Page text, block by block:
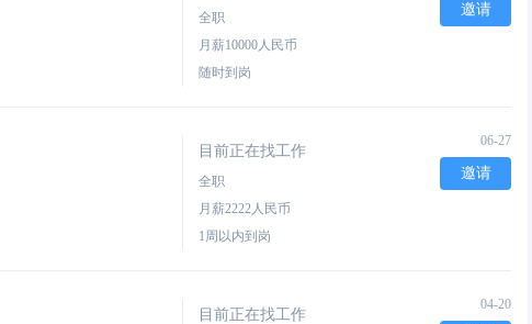
全职
月薪10000人民币
随时到岗
邀请
目前正在找工作
全职
月薪2222人民币
1周以内到岗
06-27
邀请
目前正在找工作
04-20